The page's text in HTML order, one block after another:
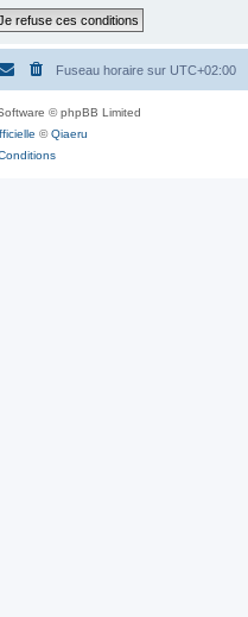
Fuseau horaire sur UTC+02:00
© phpBB Limited
©Qiaeru